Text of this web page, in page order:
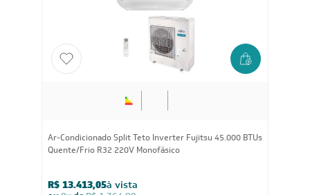
Ar-Condicionado Split Teto Inverter Fujitsu 45.000 BTUs
Quente/Frio R32 220V Monofásico
R$ 13.413,05à vista